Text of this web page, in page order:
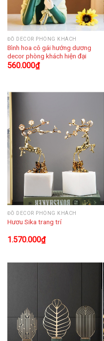
ĐỒ DECOR PHÒNG KHÁCH
Bình hoa cô gái hướng dương
decor phòng khách hiện đại
560.000₫
ĐỒ DECOR PHÒNG KHÁCH
Hươu Sika trang trí
1.570.000₫